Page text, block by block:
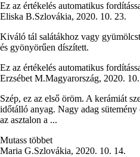
Ez az értékelés automatikus
Eliska B.Szlovákia, 2020. 10. 23.
Kiváló tál salátákhoz vagy
és gyönyörűen díszített.
Ez az értékelés automatikus
Erzsébet M.Magyarország, 2020.
Szép, ez az első öröm. A kerámiát
időtálló anyag. Nagy adag
az asztalon a ...
Mutass többet
Maria G.Szlovákia, 2020. 10. 14.